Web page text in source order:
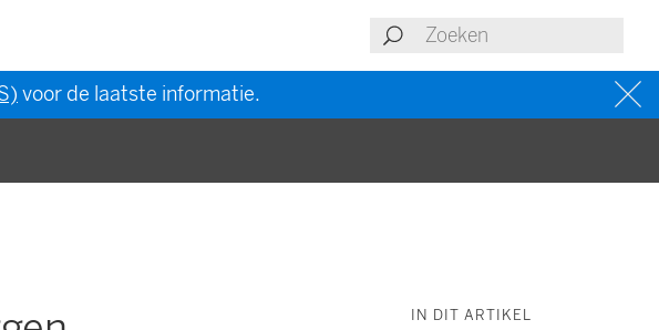
voor de laatste informatie.
IN DIT ARTIKEL